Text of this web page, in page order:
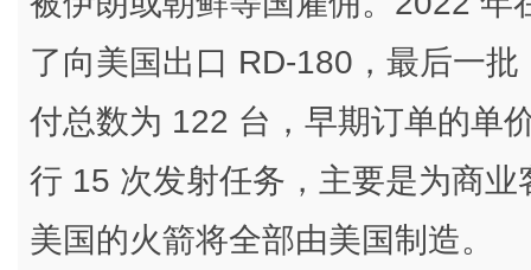
了向美国出口 RD-180，最后一
付总数为 122 台，早期订单的单
行 15 次发射任务，主要是为商
美国的火箭将全部由美国制造。